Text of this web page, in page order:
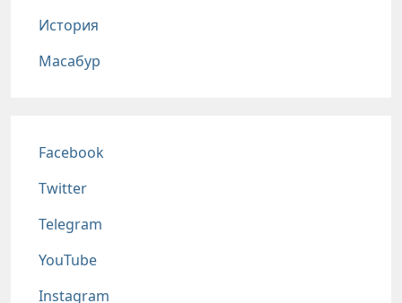
История
Масабур
Соц сети
Facebook
Twitter
Telegram
YouTube
Instagram